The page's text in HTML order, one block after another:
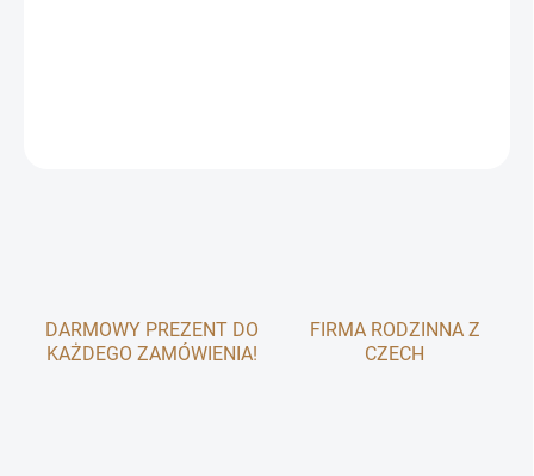
DARMOWY PREZENT DO
KAŻDEGO ZAMÓWIENIA!
FIRMA RODZINNA Z
CZECH